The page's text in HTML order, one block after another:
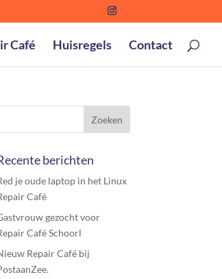
Café Huisregels Contact
berichten
je oude laptop in het Linux
Café
gezocht voor
Café Schoorl
Repair Café bij